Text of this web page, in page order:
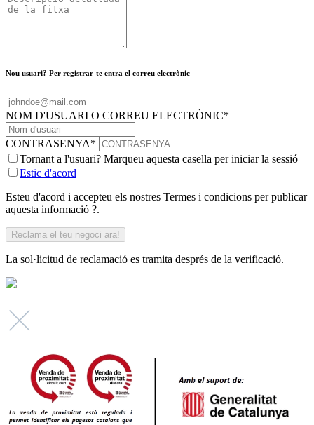
Nou usuari? Per registrar-te entra el correu electrònic
NOM D'USUARI O CORREU ELECTRÒNIC*
CONTRASENYA*
Tornant a l'usuari? Marqueu aquesta casella per iniciar la sessió
Estic d'acord
Esteu d'acord i accepteu els nostres Termes i condicions per publicar
aquesta informació ?.
La sol·licitud de reclamació es tramita després de la verificació.